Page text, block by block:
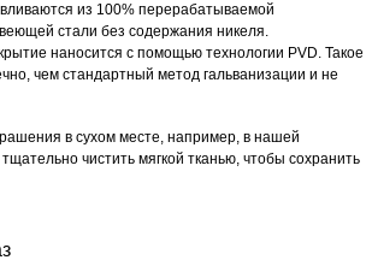
из 100% перерабатываемой
стали без содержания никеля.
наносится с помощью технологии PVD. Такое
чем стандартный метод гальванизации и не
в сухом месте, например, в нашей
чистить мягкой тканью, чтобы сохранить